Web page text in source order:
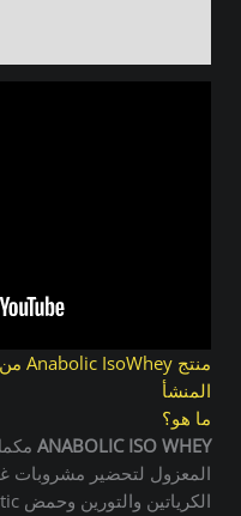
المنشأ
ما هو؟
ANABOLIC ISO WHEY
المعزول لتحضير مشروبات